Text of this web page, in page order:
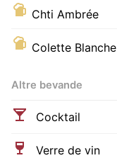
Chti Ambrée
Colette Blanche
Altre bevande
Cocktail
Verre de vin